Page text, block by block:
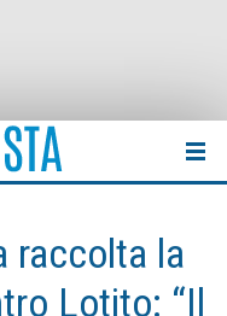
raccolta la
Lotito: “Il